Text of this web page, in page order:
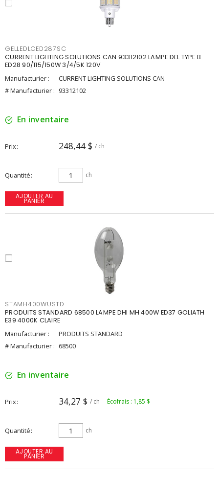
GELLEDLCED287SC
CURRENT LIGHTING SOLUTIONS CAN 93312102 LAMPE DEL TYPE B
ED28 90/115/150W 3/4/5K 120V
Manufacturier :
CURRENT LIGHTING SOLUTIONS CAN
# Manufacturier : 93312102
En inventaire
Prix 248,44 $ / ch
Quantité ch
AJOUTER AU
PANIER
STAMH400WUSTD
PRODUITS STANDARD 68500 LAMPE DHI MH 400W ED37 GOLIATH
E39 4000K CLAIRE
Manufacturier :
PRODUITS STANDARD
# Manufacturier : 68500
En inventaire
Prix 34,27 $ / ch Écofrais : 1,85 $
Quantité ch
AJOUTER AU
PANIER